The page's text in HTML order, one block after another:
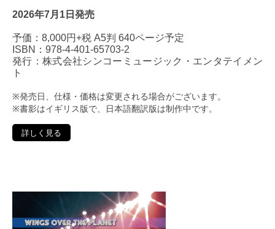
2026年7月1日発売
予価：8,000円+税 A5判 640ページ予定
ISBN：978-4-401-65703-2
発行：株式会社シンコーミュージック・エンタテイメン
ト
※発売日、仕様・価格は変更される場合がございます。
※書影はイギリス版で、日本語翻訳版は制作中です。
詳しく見る